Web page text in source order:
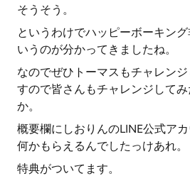
そうそう。
というわけでハッピーボーキン
いうのが分かってきましたね。
なのでぜひトーマスもチャレン
すので皆さんもチャレンジして
か。
概要欄にしおりんのLINE公式ア
何かもらえるんでしたっけあれ。
特典がついてます。